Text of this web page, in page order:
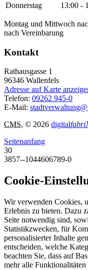
Donnerstag
13:00 -
Montag und Mittwoch
nach Vereinbarung
Kontakt
Rathausgasse 1
96346 Wallenfels
Adresse auf Karte
Telefon: 09262 945-0
E-Mail:
CMS, © 2026 digital
Seitenanfang
30
3857--1044606789-0
Cookie-
Wir verwenden Cookies,
Erlebnis zu bieten. Dazu
Seite notwendig sind,
Statistikzwecken, für
personalisierter Inhalte
entscheiden, welche
beachten Sie, dass auf
mehr alle